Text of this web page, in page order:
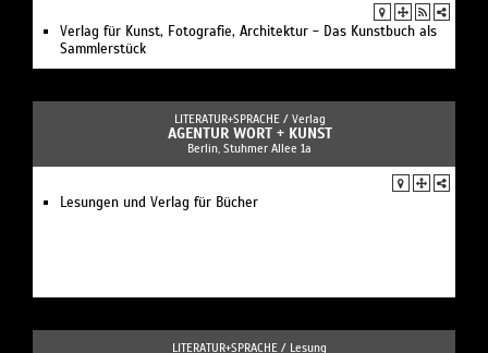
Verlag für Kunst, Fotografie, Architektur - Das Kunstbuch als
Sammlerstück
LITERATUR+SPRACHE / Verlag
AGENTUR WORT + KUNST
Berlin, Stuhmer Allee 1a
Lesungen und Verlag für Bücher
LITERATUR+SPRACHE / Lesung